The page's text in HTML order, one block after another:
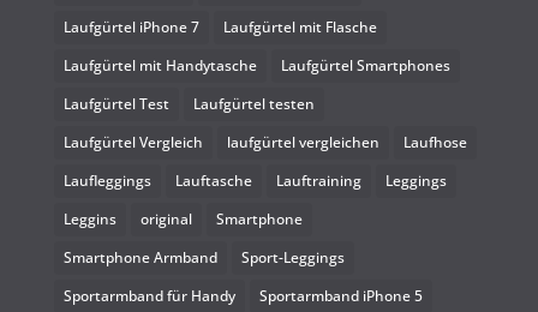
Laufgürtel iPhone 7
Laufgürtel mit Flasche
Laufgürtel mit Handytasche
Laufgürtel Smartphones
Laufgürtel Test
Laufgürtel testen
Laufgürtel Vergleich
laufgürtel vergleichen
Laufhose
Laufleggings
Lauftasche Lauftraining
Leggings
Leggins
original
Smartphone
Smartphone Armband
Sport-Leggings
Sportarmband für Handy
Sportarmband iPhone 5